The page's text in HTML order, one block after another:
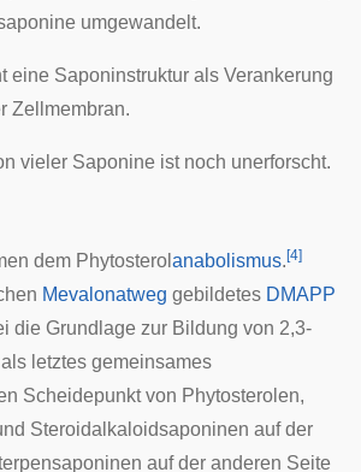
umgewandelt.
eine Saponinstruktur als Verankerung
Zellmembran.
vieler Saponine ist noch unerforscht.
dem Phytosterol anabolismus. [4]
Mevalonatweg gebildetes DMAPP
die Grundlage zur Bildung von 2,3-
letztes gemeinsames
Scheidepunkt von Phytosterolen,
Steroidalkaloidsaponinen auf der
auf der anderen Seite